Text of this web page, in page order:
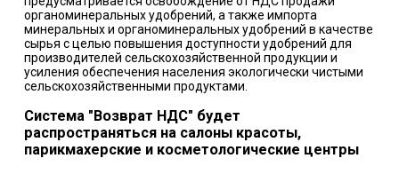
органоминеральных удобрений, а также импорта
минеральных и органоминеральных удобрений в качестве
сырья с целью повышения доступности удобрений для
производителей сельскохозяйственной продукции и
усиления обеспечения населения экологически чистыми
сельскохозяйственными продуктами.
Система "Возврат НДС" будет
распространяться на салоны красоты,
парикмахерские и косметологические центры